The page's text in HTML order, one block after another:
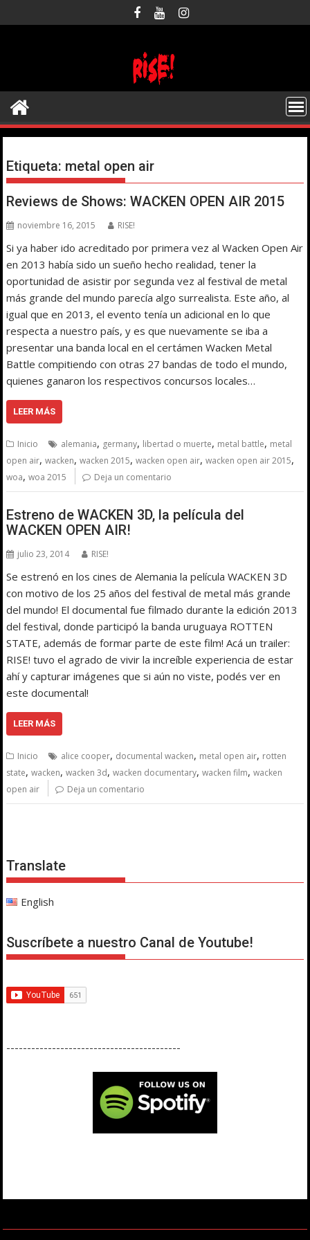
al
Etiqueta: metal open air
Reviews de Shows: WACKEN OPEN AIR 2015
noviembre 16, 2015 RISE!
Si ya haber ido acreditado por primera vez al Wacken Open Air
en 2013 había sido un sueño hecho realidad, tener la
oportunidad de asistir por segunda vez al festival de metal
más grande del mundo parecía algo surrealista. Este año, al
igual que en 2013, el evento tenía un adicional en lo que
respecta a nuestro país, y es que nuevamente se iba a
presentar una banda local en el certámen Wacken Metal
Battle compitiendo con otras 27 bandas de todo el mundo,
quienes ganaron los respectivos concursos locales…
LEER MÁS
Inicio alemania, germany, libertad o muerte, metal battle, metal
open air,wacken,wacken 2015,wacken open air,wacken open air 2015,
woa,woa 2015 Deja un comentario
Estreno de WACKEN 3D, la película del
WACKEN OPEN AIR!
julio 23, 2014 RISE!
Se estrenó en los cines de Alemania la película WACKEN 3D
con motivo de los 25 años del festival de metal más grande
del mundo! El documental fue filmado durante la edición 2013
del festival, donde participó la banda uruguaya ROTTEN
STATE, además de formar parte de este film! Acá un trailer:
RISE! tuvo el agrado de vivir la increíble experiencia de estar
ahí y capturar imágenes que si aún no viste, podés ver en
este documental!
LEER MÁS
Inicio alice cooper, documental wacken, metal open air, rotten
state,wacken,wacken 3d,wacken documentary,wacken film,wacken
open air
Deja un comentario
Translate
English
Suscríbete a nuestro Canal de Youtube!
------------------------------------------